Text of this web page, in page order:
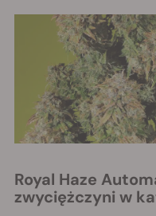
Royal Haze Automatic: potrójna
zwyciężczyni w